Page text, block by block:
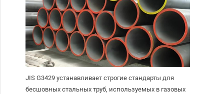
JIS G3429 устанавливает строгие стандарты для
бесшовных стальных труб, используемых в газовых